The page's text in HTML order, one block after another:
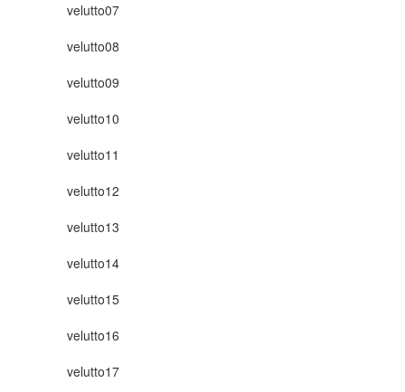
velutto07
velutto08
velutto09
velutto10
velutto11
velutto12
velutto13
velutto14
velutto15
velutto16
velutto17